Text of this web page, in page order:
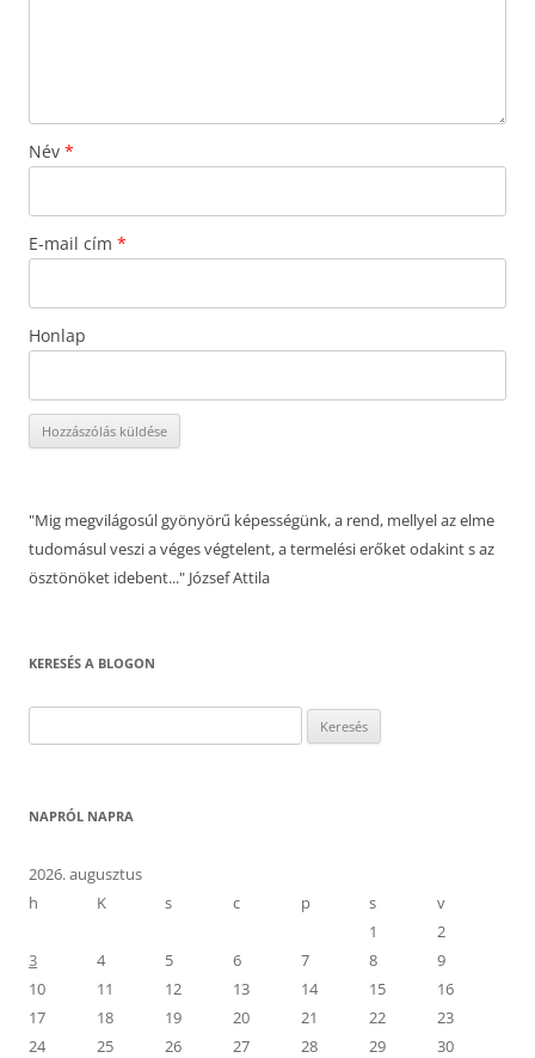
Név *
E-mail cím *
Honlap
"Mig megvilágosúl gyönyörű képességünk, a rend, mellyel az elme
tudomásul veszi a véges végtelent, a termelési erőket odakint s az
ösztönöket idebent..." József Attila
KERESÉS A BLOGON
NAPRÓL NAPRA
2026. augusztus
h
K s c p s
v
1
2
3
4 5 6 7 8
9
10
11 12 13 14 15
16
17
18 19 20 21 22
23
24
25 26 27 28 29
30